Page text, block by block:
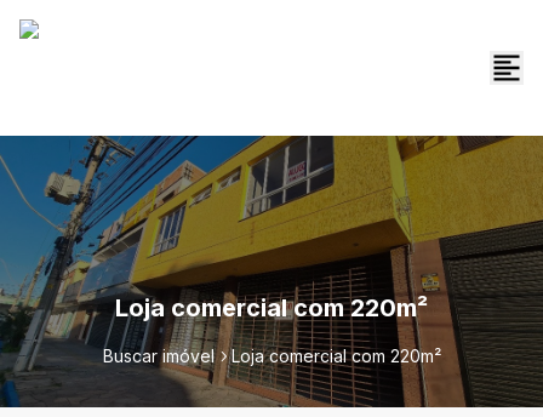
Loja comercial com 220m²
Buscar imóvel Loja comercial com 220m²